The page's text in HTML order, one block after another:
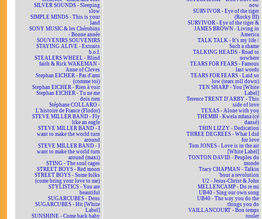
SILVER SOUNDS - Sleeping
slow
SIMPLE MINDS - This is your
land
SONY MUSIC & les Chérubins
- Bonne année
SOUVENIRS SOUVENIRS
STAYING ALIVE - Extraits
b.o.f.
STEALERS WHEEL - Blind
faith & Rick WAKEMAN -
Anne of Cleves
Stephan EICHER - Pas d'ami
(comme toi)
Stephan EICHER - Rien à voir
Stephan EICHER - Tu ne me
dois rien
Stéphane COLLARO -
L'histoire de France (Flodor)
STEVE MILLER BAND - Fly
like an eagle
STEVE MILLER BAND - I
want to make the world turn
around
STEVE MILLER BAND - I
want to make the world turn
around (maxi)
STING - The soul cages
STREET BOYS - Red moon
STREET BOYS - Some folks
(come bring your love to me)
STYLISTICS - You are
beautiful
SUGARCUBES - Deus
SUGARCUBES - Hit [White
Label]
SUNSHINE - Come back baby
now
SURVIVOR - Eye of the tiger
(Rocky III)
SURVIVOR - Eye of the tiger &
JAMES BROWN - Living in
America
TALK TALK - It's my life /
Such a shame
TALKING HEADS - Road to
nowhere
TEARS FOR FEARS - Famous
last words
TEARS FOR FEARS - Laid so
low (tears roll down)
TEN SHARP - You [White
Label]
Terence TRENT D'ARBY - This
side of love
TEXAS - Alone with you
THEMBI - Kwela mfana (cé
dansé)
THIN LIZZY - Dedication
THREE DEGREES - What I did
for love
Tom JONES - Love is in the air
[White Label]
TONTON DAVID - Peuples du
monde
Tracy CHAPMAN - Talkin
'bout a revolution
U2 - Jesus-Christ & John
MELLENCAMP - Do re mi
UB40 - Sing our own song
UB40 - The way you do the
things you do
VAILLANCOURT - Bon temps
rouler